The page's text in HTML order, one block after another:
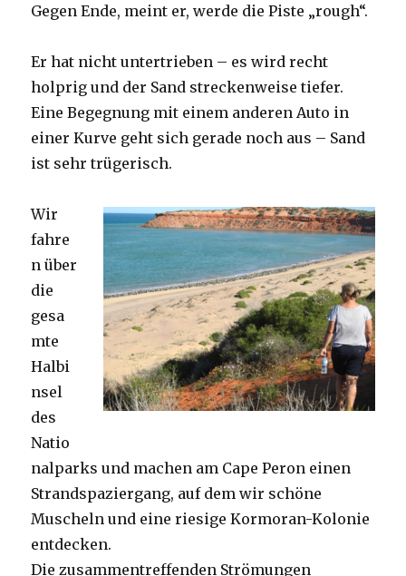
Gegen Ende, meint er, werde die Piste „rough“.
Er hat nicht untertrieben – es wird recht
holprig und der Sand streckenweise tiefer.
Eine Begegnung mit einem anderen Auto in
einer Kurve geht sich gerade noch aus – Sand
ist sehr trügerisch.
Wir
fahre
n über
die
gesa
mte
Halbi
nsel
des
Natio
nalparks und machen am Cape Peron einen
Strandspaziergang, auf dem wir schöne
Muscheln und eine riesige Kormoran-Kolonie
entdecken.
Die zusammentreffenden Strömungen